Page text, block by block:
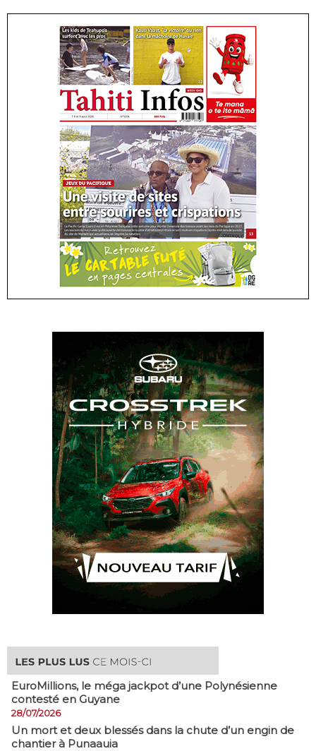
EuroMillions, ​le méga jackpot d’une Polynésienne
contesté en Guyane
28/07/2026
​Un mort et deux blessés dans la chute d’un engin de
chantier à Punaauia